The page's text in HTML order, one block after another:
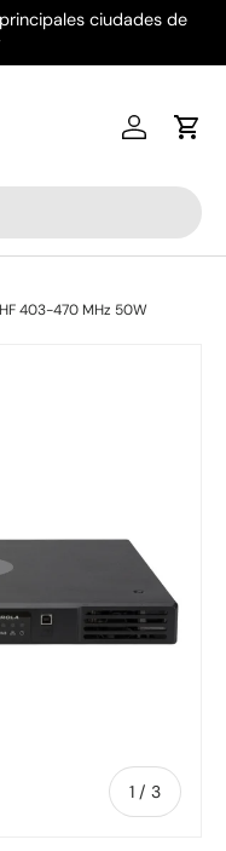
ciudades de
Iniciar
403-470 MHz 50W
1 / de
3